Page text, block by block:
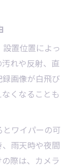
置位置によっ
れや反射、直
画像が白飛び
くなることも
ワイパーの可
雨天時や夜間
際は、カメラ